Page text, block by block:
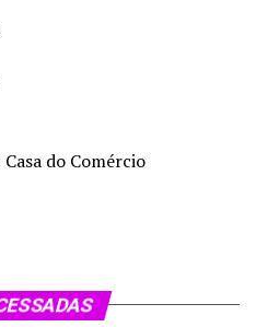
do Comércio